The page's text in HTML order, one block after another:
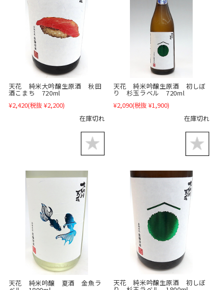
天花 純米大吟醸生原酒 秋田
酒こまち 720ml
¥2,420(税抜 ¥2,200)
在庫切れ
天花 純米吟醸生原酒 初しぼ
り 杉玉ラベル 720ml
¥2,090(税抜 ¥1,900)
在庫切れ
天花 純米吟醸 夏酒 金魚ラ 天花 純米吟醸生原酒 初しぼ